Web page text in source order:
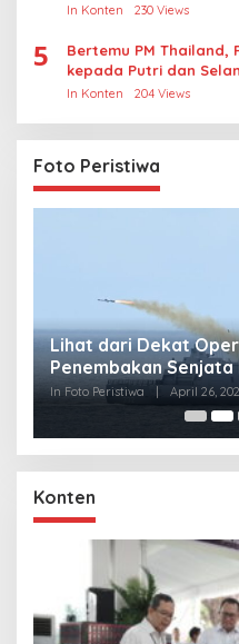
In Konten 230 Views
5
Bertemu PM Thailand,
kepada Putri dan
Thailand
In Konten 204 Views
Foto Peristiwa
Lihat dari Dekat
Penembakan Senjata
In Foto Peristiwa | April 26,
Konten